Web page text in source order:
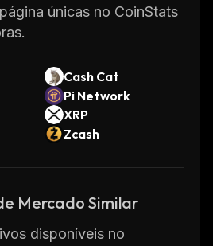
únicas no CoinStats
Cash Cat
Pi Network
XRP
Zcash
Mercado Similar
disponíveis no